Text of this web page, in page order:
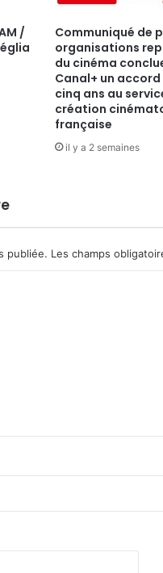
/
Communiqué de
organisations
du cinéma
Canal+ un
cinq ans au
création
française
il y a 2 semaines
publiée. Les champs